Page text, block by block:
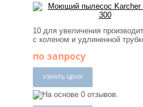
10 для увеличения
с коленом и удлиненной
по запросу